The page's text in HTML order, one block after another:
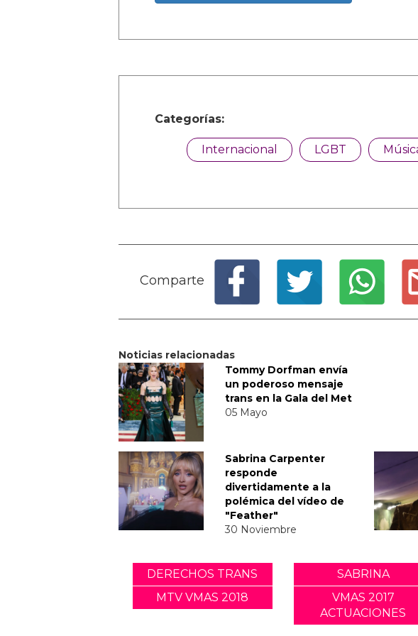
Categorías:
Internacional LGBT
Comparte
Noticias relacionadas
Tommy Dorfman envía
un poderoso mensaje
trans en la Gala del Met
05 Mayo
Sabrina Carpenter
responde
divertidamente a la
polémica del vídeo de
"Feather"
30 Noviembre
DERECHOS TRANS SABRINA
MTV VMAS 2018
VMAS 2017
ACTUACIONES